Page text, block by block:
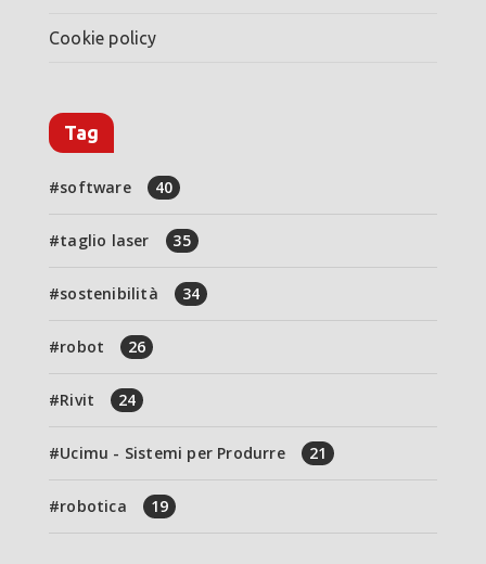
Cookie policy
Tag
software 40
taglio laser 35
sostenibilità 34
robot 26
Rivit 24
Ucimu - Sistemi per Produrre 21
robotica 19